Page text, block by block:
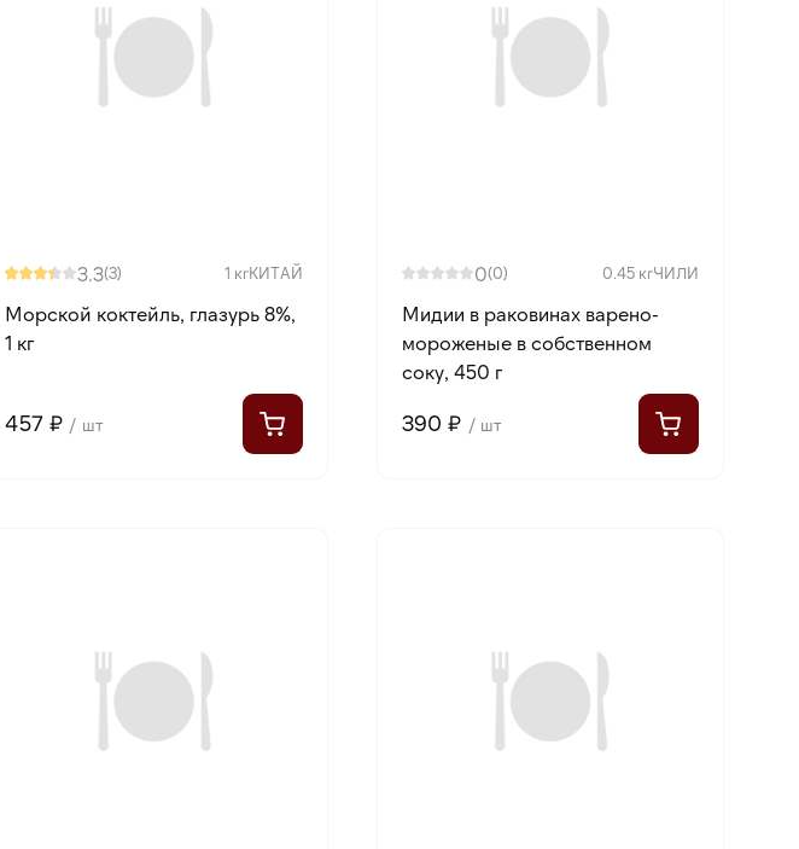
3.3(3) 1 кгКИТАЙ
Морской коктейль, глазурь 8%,
1 кг
457 ₽ / шт
0(0) 0.45 кгЧИЛИ
Мидии в раковинах варено-
мороженые в собственном
соку, 450 г
390 ₽ / шт